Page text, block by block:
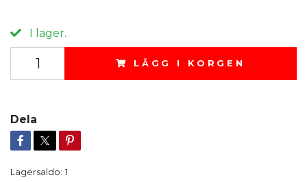
I lager.
LÄGG I KORGEN
Dela
Lagersaldo: 1